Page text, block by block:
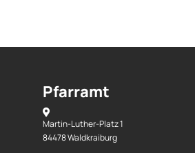
Pfarramt
Martin-Luther-Platz 1
84478 Waldkraiburg